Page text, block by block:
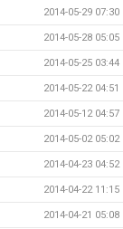
2014-05-29 07:30
2014-05-28 05:05
2014-05-25 03:44
2014-05-22 04:51
2014-05-12 04:57
2014-05-02 05:02
2014-04-23 04:52
2014-04-22 11:15
2014-04-21 05:08